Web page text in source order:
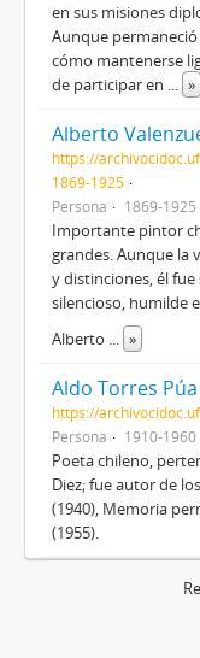
en sus misiones
Aunque
cómo mantenerse
de participar en ... »
Alberto
https://
1869-1925
Persona
1869-1925
Importante pintor
grandes. Aunque la
y distinciones, él
silencioso, humilde
Alberto ... »
Aldo Torres
https://
Persona
1910-1960
Poeta chileno,
Diez; fue autor de
(1940), Memoria
(1955).